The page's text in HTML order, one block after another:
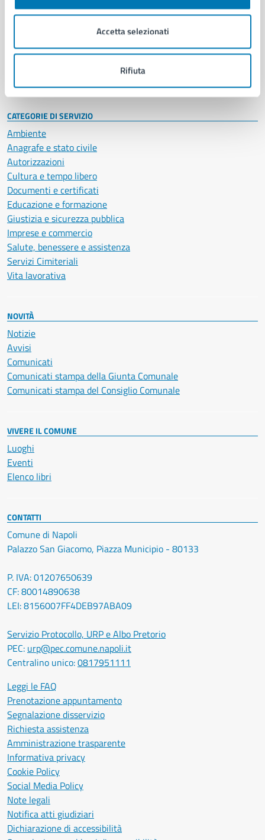
Accetta selezionati
Rifiuta
Enti e fondazioni
Personale amministrativo
Intranet, posta aziendale e protocollo
CATEGORIE DI SERVIZIO
Ambiente
Anagrafe e stato civile
Autorizzazioni
Cultura e tempo libero
Documenti e certificati
Educazione e formazione
Giustizia e sicurezza pubblica
Imprese e commercio
Salute, benessere e assistenza
Servizi Cimiteriali
Vita lavorativa
NOVITÀ
Notizie
Avvisi
Comunicati
Comunicati stampa della Giunta Comunale
Comunicati stampa del Consiglio Comunale
VIVERE IL COMUNE
Luoghi
Eventi
Elenco libri
CONTATTI
Comune di Napoli
Palazzo San Giacomo, Piazza Municipio - 80133
P. IVA: 01207650639
CF: 80014890638
LEI: 8156007FF4DEB97ABA09
Servizio Protocollo, URP e Albo Pretorio
PEC: urp@pec.comune.napoli.it
Centralino unico:0817951111
Leggi le FAQ
Prenotazione appuntamento
Segnalazione disservizio
Richiesta assistenza
Amministrazione trasparente
Informativa privacy
Cookie Policy
Social Media Policy
Note legali
Notifica atti giudiziari
Dichiarazione di accessibilità